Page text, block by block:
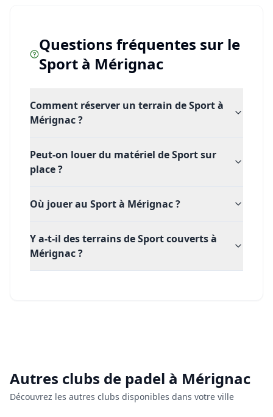
Questions fréquentes sur le
Sportà Mérignac
Comment réserver un terrain de Sport à
Mérignac ?
Peut-on louer du matériel de Sport sur
place ?
Où jouer au Sport à Mérignac ?
Y a-t-il des terrains de Sport couverts à
Mérignac ?
Autres clubs de padel à Mérignac
Découvrez les autres clubs disponibles dans votre ville